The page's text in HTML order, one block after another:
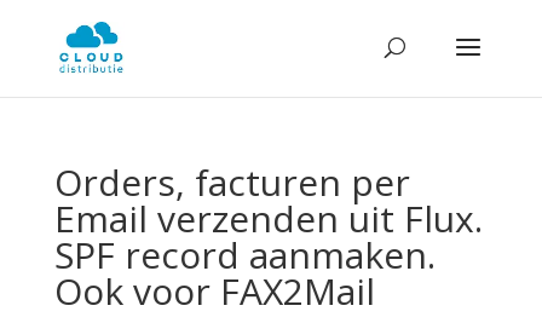
Orders, facturen per
Email verzenden uit Flux.
SPF record aanmaken.
Ook voor FAX2Mail